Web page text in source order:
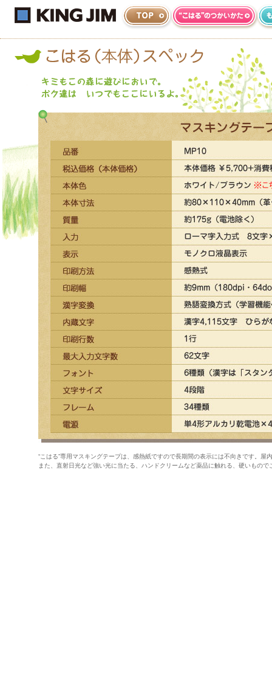
“こはる”専用マスキングテープは、感熱紙ですので長期間の表示には不向きです。屋
また、直射日光など強い光に当たる、ハンドクリームなど薬品に触れる、硬いもの